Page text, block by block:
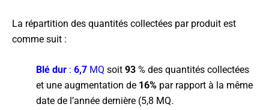
La répartition des quantités collectées par produit est
comme suit :
Blé dur : 6,7 MQ soit 93 % des quantités collectées
et une augmentation de 16% par rapport à la même
date de l’année dernière (5,8 MQ.